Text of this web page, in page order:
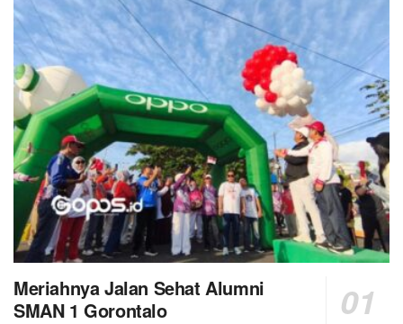
Meriahnya Jalan Sehat Alumni
SMAN 1 Gorontalo